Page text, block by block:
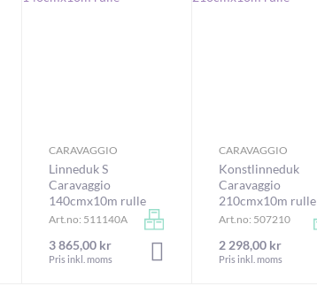
LÄGG I VARUKORGEN
CARAVAGGIO
Linneduk S
Caravaggio
140cmx10m rulle
Art.no: 511140A
3 865,00 kr
Pris inkl. moms
LÄGG I VARUKORGEN
CARAVAGGIO
Konstlinneduk
Caravaggio
210cmx10m rulle
Art.no: 507210
2 298,00 kr
Pris inkl. moms